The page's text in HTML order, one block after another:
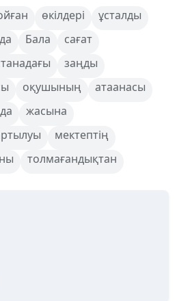
өкілдері
ұсталды
Бала
сағат
заңды
оқушының
атаанасы
жасына
мектептің
толмағандықтан